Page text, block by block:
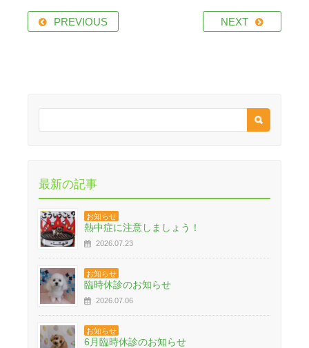
PREVIOUS NEXT
最新の記事
お知らせ
熱中症に注意しましょう！
2026.07.23
お知らせ
臨時休診のお知らせ
2026.07.06
お知らせ
6月臨時休診のお知らせ